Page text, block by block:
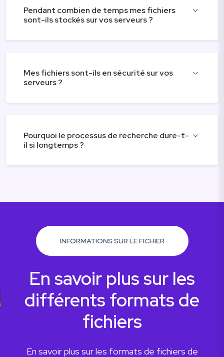
Pendant combien de temps mes fichiers
sont-ils stockés sur vos serveurs ?
Mes fichiers sont-ils en sécurité sur vos
serveurs ?
Pourquoi le processus de recherche dure-t-
il si longtemps ?
INFORMATIONS SUR LE FICHIER
En savoir plus sur les
différents formats de
fichiers
En savoir plus sur les formats de fichiers de